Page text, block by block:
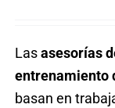
Lasasesorías
entrenamiento
basan en